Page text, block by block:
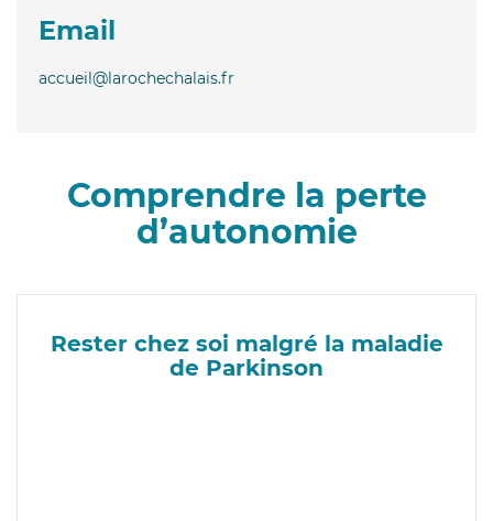
Email
accueil@larochechalais.fr
Comprendre la perte
d’autonomie
Rester chez soi malgré la maladie
de Parkinson